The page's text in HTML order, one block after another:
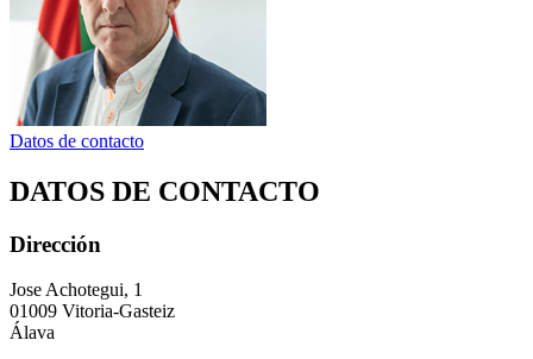
Datos de contacto
DATOS DE CONTACTO
Dirección
Jose Achotegui, 1
01009 Vitoria-Gasteiz
Álava